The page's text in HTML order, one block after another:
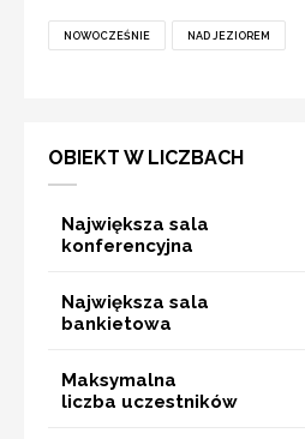
NOWOCZEŚNIE NAD JEZIOREM
OBIEKT W LICZBACH
Największa sala
konferencyjna
Największa sala
bankietowa
Maksymalna
liczba uczestników